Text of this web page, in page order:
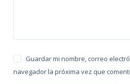
Guardar mi nombre, correo
navegador la próxima vez que